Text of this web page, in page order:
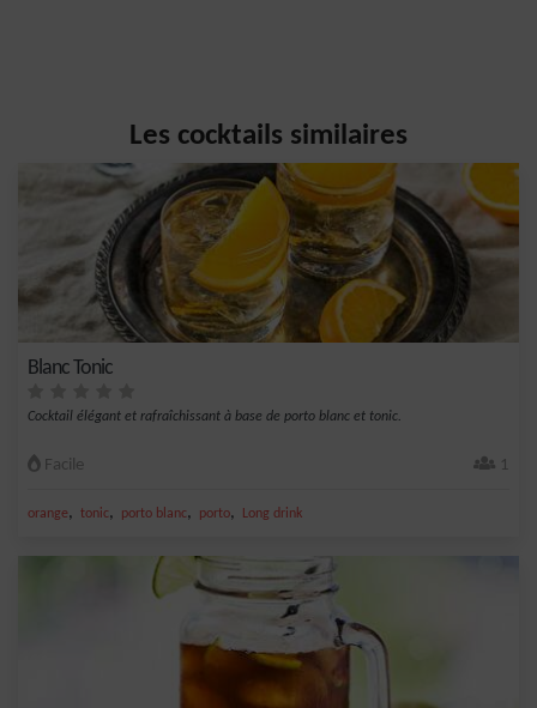
Les cocktails similaires
Blanc Tonic
Cocktail élégant et rafraîchissant à base de porto blanc et tonic.
Facile 1
orange, tonic, porto blanc, porto, Long drink